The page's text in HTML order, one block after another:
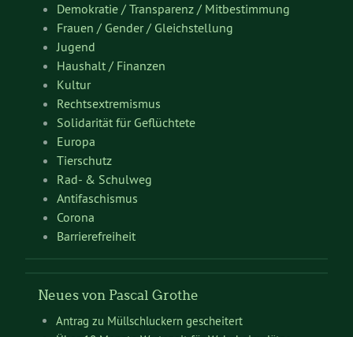
Demokratie / Transparenz / Mitbestimmung
Frauen / Gender / Gleichstellung
Jugend
Haushalt / Finanzen
Kultur
Rechtsextremismus
Solidarität für Geflüchtete
Europa
Tierschutz
Rad- & Schulweg
Antifaschismus
Corona
Barrierefreiheit
Neues von Pascal Grothe
Antrag zu Müllschluckern gescheitert